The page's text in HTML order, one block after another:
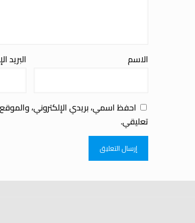
الاسم البريد
احفظ اسمي، بريدي الإلكتروني،
تعليقي.